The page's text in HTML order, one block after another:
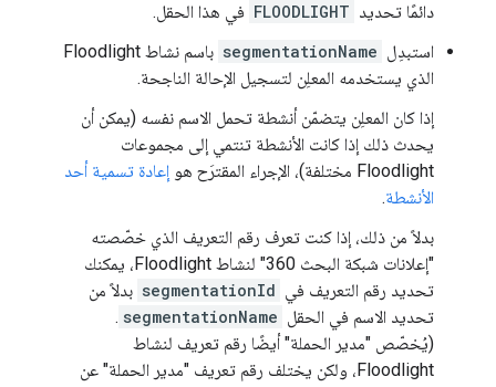
دائمًا تحديد FLOODLIGHT في هذا الحقل.
استبدِل segmentationName
باسم نشاط Floodlight
الذي يستخدمه المعلِن لتسجيل الإحالة الناجحة.
إذا كان المعلِن يتضمّن أنشطة تحمل الاسم نفسه (يمكن أن
يحدث ذلك إذا كانت الأنشطة تنتمي إلى مجموعات
Floodlight مختلفة)، الإجراء المقترَح هو
إعادة تسمية أحد
الأنشطة.
بدلاً من ذلك، إذا كنت تعرف رقم التعريف الذي خصّصته
"إعلانات شبكة البحث 360" لنشاط Floodlight، يمكنك
تحديد رقم التعريف في segmentationId بدلاً من
تحديد الاسم في الحقل segmentationName
.
(يُخصّص "مدير الحملة" أيضًا رقم تعريف لنشاط
Floodlight، ولكن يختلف رقم تعريف "مدير الحملة" عن